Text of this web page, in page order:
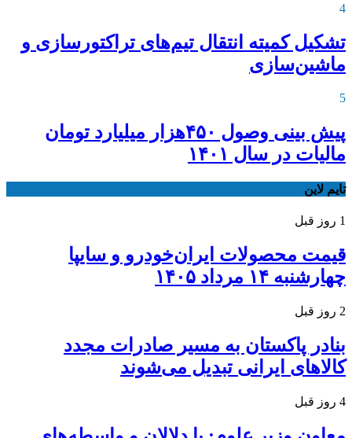
4
تشکیل کمیته انتقال تیم‌های تراکتورسازی و
ماشین‌سازی
5
پیش بینی وصول ۴۵۰هزار میلیارد تومان
مالیات در سال ۱۴۰۱
تایم لاین
1 روز قبل
قیمت محصولات ایران‌خودرو و سایپا
چهارشنبه ۱۴ مرداد ۱۴۰۵
2 روز قبل
بنادر پاکستان به مسیر صادرات مجدد
کالاهای ایرانی تبدیل می‌شوند
4 روز قبل